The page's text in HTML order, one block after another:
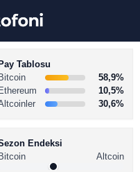
Pay Tablosu
Bitcoin
58,9%
Ethereum
10,5%
30,6%
Endeksi
Bitcoin
Altcoin